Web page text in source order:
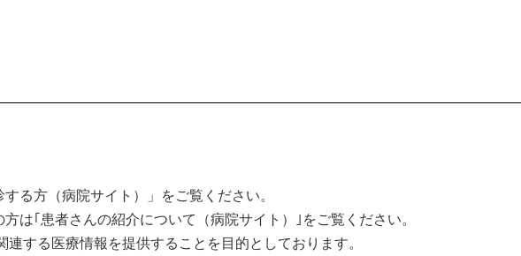
る方（病院サイト）」をご覧ください。
は｢患者さんの紹介について（病院サイト）｣をご覧ください。
する医療情報を提供することを目的としております。